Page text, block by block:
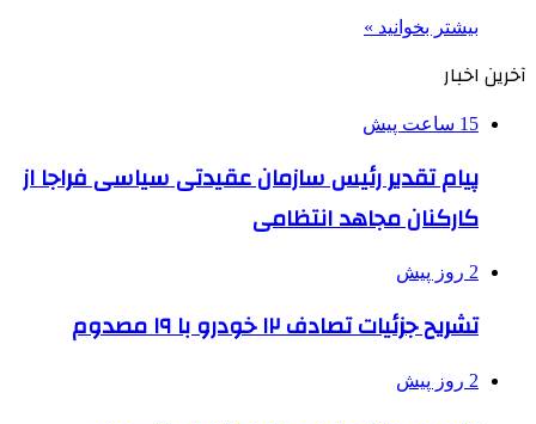
بیشتر بخوانید »
آخرین اخبار
15 ساعت پیش
پیام تقدیر رئیس سازمان عقیدتی سیاسی فراجا از
کارکنان مجاهد انتظامی
2 روز پیش
تشریح جزئیات تصادف ۱۲ خودرو با ۱۹ مصدوم
2 روز پیش